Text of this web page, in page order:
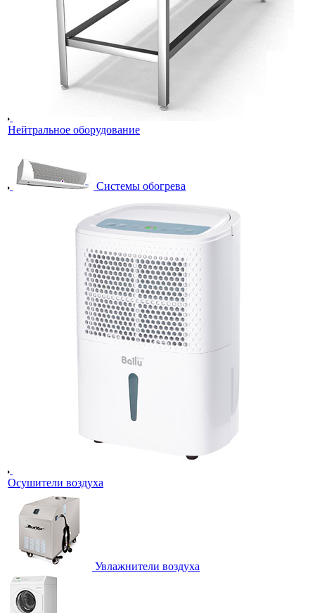
Нейтральное оборудование
Системы обогрева
Осушители воздуха
Увлажнители воздуха